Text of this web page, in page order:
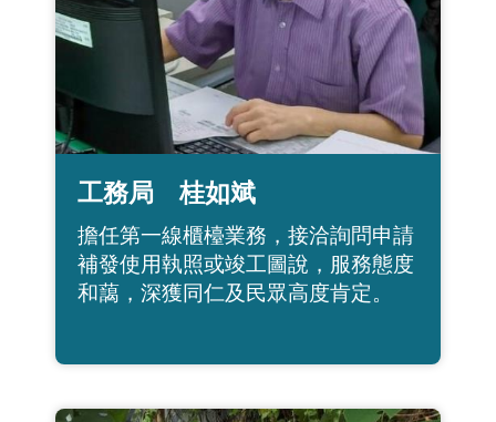
工務局 桂如斌
擔任第一線櫃檯業務，接洽詢問申請
補發使用執照或竣工圖說，服務態度
和藹，深獲同仁及民眾高度肯定。